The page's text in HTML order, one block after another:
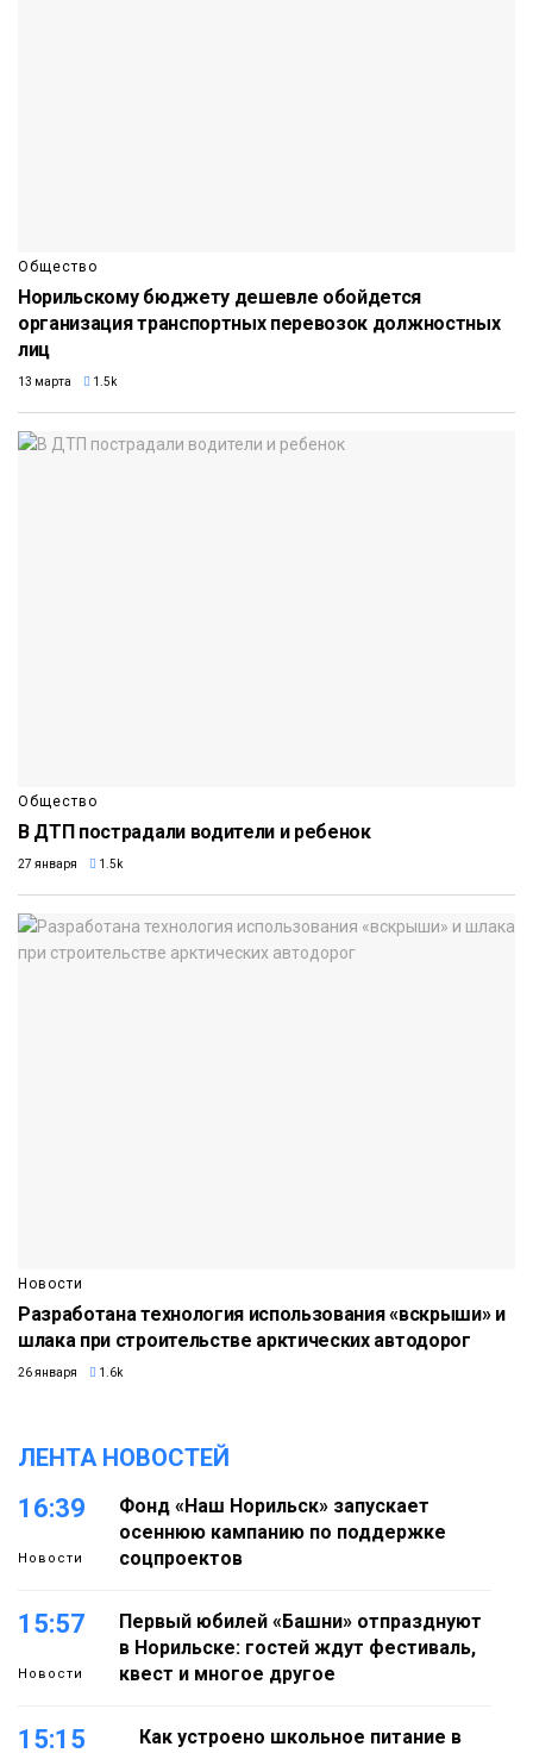
Общество
Норильскому бюджету дешевле обойдется
организация транспортных перевозок должностных
лиц
13 марта 1.5k
Общество
В ДТП пострадали водители и ребенок
27 января 1.5k
Новости
Разработана технология использования «вскрыши» и
шлака при строительстве арктических автодорог
26 января 1.6k
ЛЕНТА НОВОСТЕЙ
16:39
Новости
Фонд «Наш Норильск» запускает
осеннюю кампанию по поддержке
соцпроектов
15:57
Новости
Первый юбилей «Башни» отпразднуют
в Норильске: гостей ждут фестиваль,
квест и многое другое
15:15
Как устроено школьное питание в